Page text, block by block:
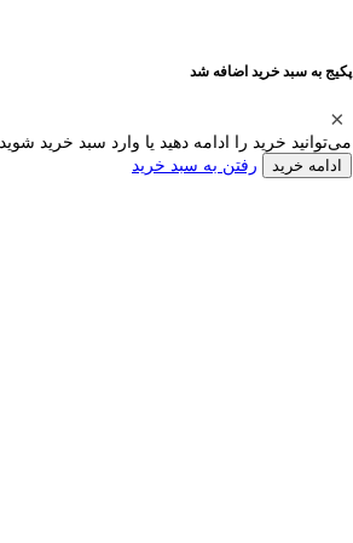
پکیج به سبد خرید اضافه شد
می‌توانید خرید را ادامه دهید یا وارد سبد خرید شوید.
ادامه خرید رفتن به سبد خرید